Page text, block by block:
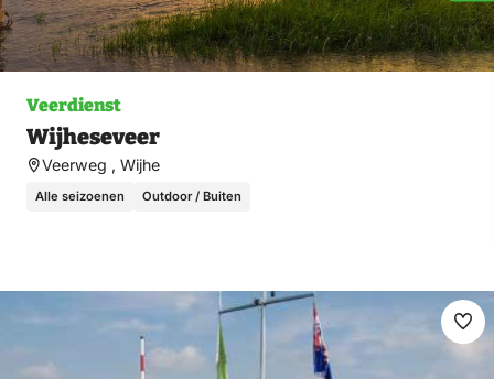
Veerdienst
Wijheseveer
Veerweg , Wijhe
Alle seizoenen Outdoor / Buiten